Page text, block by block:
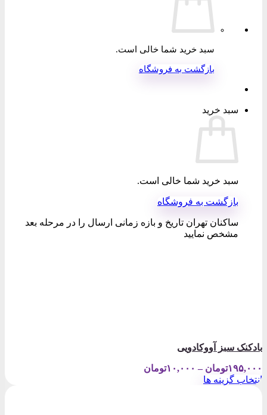
سبد خرید شما خالی است.
بازگشت به فروشگاه
سبد خرید
سبد خرید شما خالی است.
بازگشت به فروشگاه
ساکنان تهران تاریخ و بازه زمانی ارسال را در مرحله بعد
مشخص نمایید
بادکنک سبز آووکادویی
۱۹۵,۰۰۰تومان – ۱۰,۰۰۰تومان
انتخاب گزینه ها